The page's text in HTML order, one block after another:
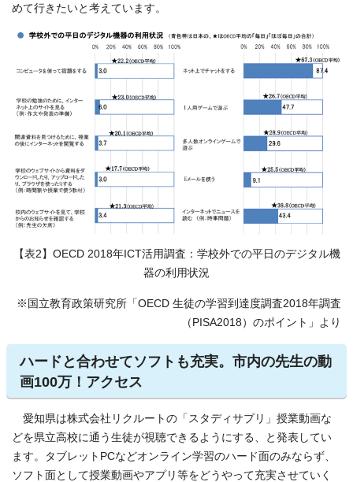
めて行きたいと考えています。
【表2】OECD 2018年ICT活用調査：学校外での平日のデジタル機
器の利用状況
※国立教育政策研究所「OECD 生徒の学習到達度調査2018年調査
（PISA2018）のポイント」より
ハードと合わせてソフトも充実。市内の先生の動
画100万！アクセス
愛知県は株式会社リクルートの「スタディサプリ」授業動画な
どを県立高校に通う生徒が視聴できるようにする、と発表してい
ます。タブレットPCなどオンライン学習のハード面のみならず、
ソフト面として授業動画やアプリ等をどうやって充実させていく